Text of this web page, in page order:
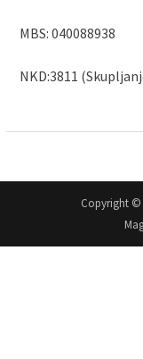
MBS: 040088938
NKD:3811
Copyright ©